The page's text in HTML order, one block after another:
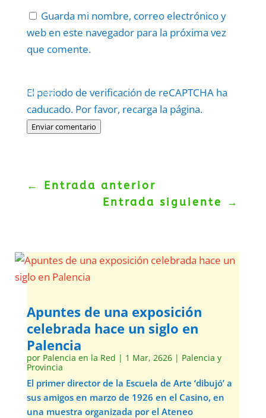
Guarda mi nombre, correo electrónico y
web en este navegador para la próxima vez
que comente.
El periodo de verificación de reCAPTCHA ha
caducado. Por favor, recarga la página.
Enviar comentario
Politica–Términos.
← Entrada anterior
Entrada siguiente
→
Apuntes de una exposición
celebrada hace un siglo en
Palencia
por Palencia en la Red | 1 Mar, 2626| Palencia y
Provincia
El primer director de la Escuela de Arte ‘dibujó’ a
sus amigos en marzo de 1926 en el Casino, en
una muestra organizada por el Ateneo